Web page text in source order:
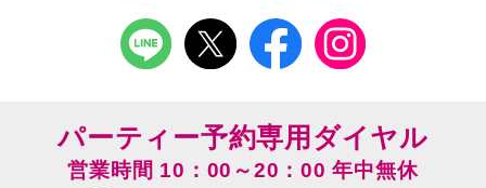
パーティー予約専用ダイヤル
営業時間 10：00～20：00 年中無休